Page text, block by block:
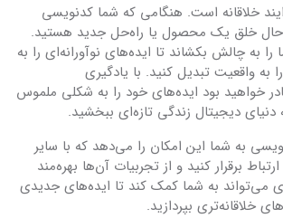
خلاقانه است. هنگامی که شما کدنویسی
حال خلق یک محصول یا راه‌حل جدید هستید.
به چالش بکشاند تا ایده‌های نوآورانه‌ای را به
به واقعیت تبدیل کنید. با یادگیری
خواهید بود ایده‌های خود را به شکلی ملموس
دنیای دیجیتال زندگی تازه‌ای ببخشید.
به شما این امکان را می‌دهد که با سایر
برقرار کنید و از تجربیات آن‌ها بهره‌مند
می‌تواند به شما کمک کند تا ایده‌های جدیدی
خلاقانه‌تری بپردازید.